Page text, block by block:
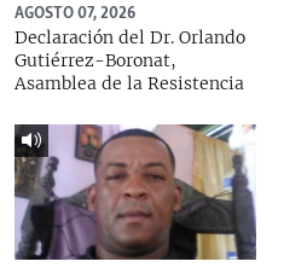
AGOSTO 07, 2026
Declaración del Dr. Orlando
Gutiérrez-Boronat,
Asamblea de la Resistencia